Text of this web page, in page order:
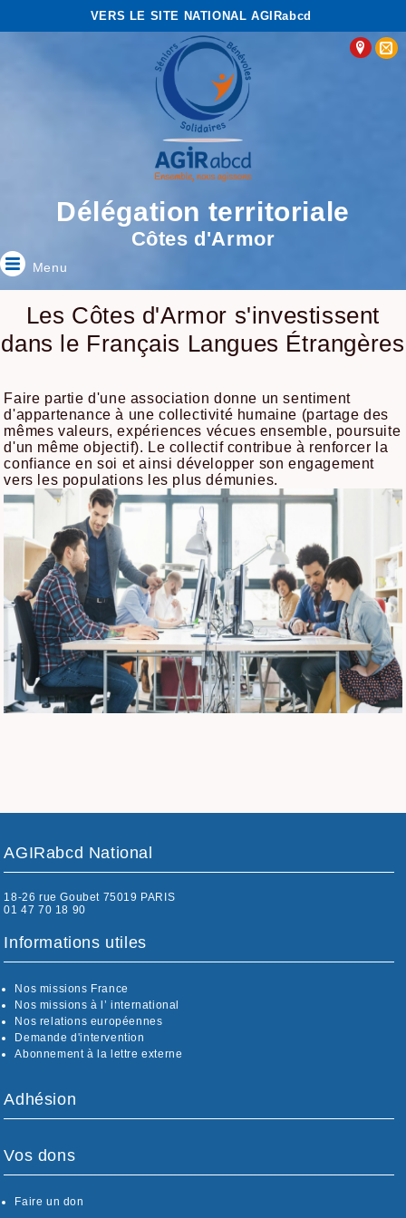
VERS LE SITE NATIONAL AGIRabcd
Délégation territoriale
Côtes d'Armor
Menu
Les Côtes d'Armor s'investissent
dans le Français Langues Étrangères
Faire partie d'une association donne un sentiment
d'appartenance à une collectivité humaine (partage des
mêmes valeurs, expériences vécues ensemble, poursuite
d'un même objectif). Le collectif contribue à renforcer la
confiance en soi et ainsi développer son engagement
vers les populations les plus démunies.
AGIRabcd National
18-26 rue Goubet 75019 PARIS
01 47 70 18 90
Informations utiles
Nos missions France
Nos missions à l’ international
Nos relations européennes
Demande d'intervention
Abonnement à la lettre externe
Adhésion
Vos dons
Faire un don